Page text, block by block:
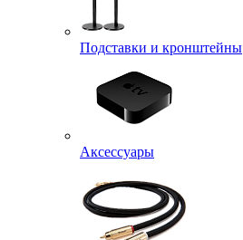
Подставки и кронштейны
Аксессуары